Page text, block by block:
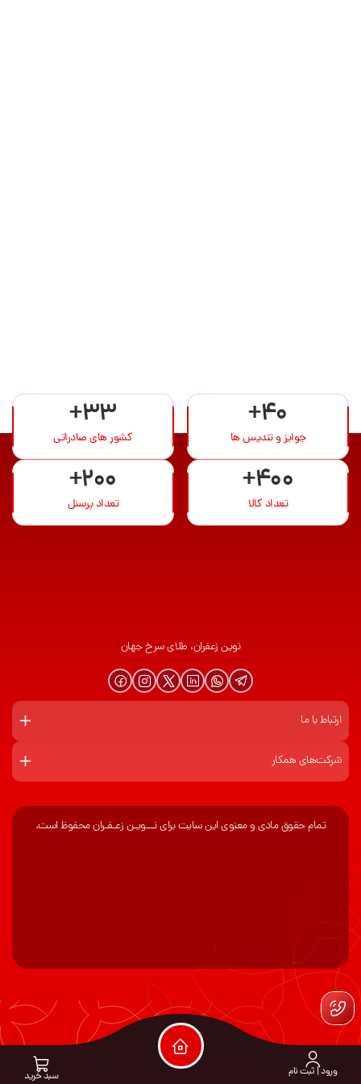
+40
جوایز و تندیس ها
+33
کشور های صادراتی
+400
تعداد کالا
+200
تعداد پرسنل
نوین زعفران، طلای سرخ جهان
ارتباط با ما
شرکت‌های همکار
تمام حقوق مادی و معنوی این سایت برای نـــویـن زعـفـران محفوظ است.
ورود | ثبت نام سبد خرید